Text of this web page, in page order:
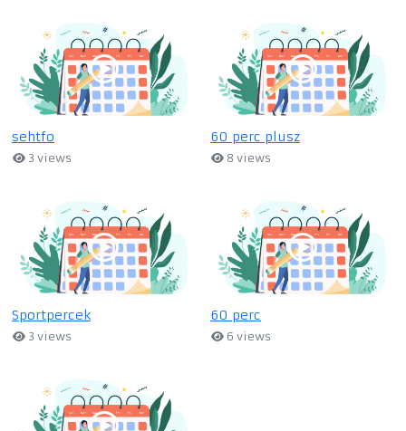
sehtfo
3 views
60 perc plusz
8 views
Sportpercek
3 views
60 perc
6 views